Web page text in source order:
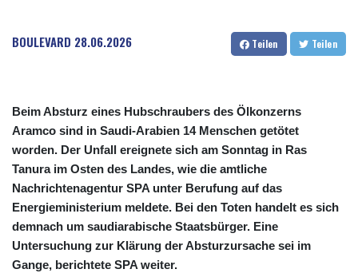
BOULEVARD 28.06.2026 Teilen Teilen
Beim Absturz eines Hubschraubers des Ölkonzerns
Aramco sind in Saudi-Arabien 14 Menschen getötet
worden. Der Unfall ereignete sich am Sonntag in Ras
Tanura im Osten des Landes, wie die amtliche
Nachrichtenagentur SPA unter Berufung auf das
Energieministerium meldete. Bei den Toten handelt es sich
demnach um saudiarabische Staatsbürger. Eine
Untersuchung zur Klärung der Absturzursache sei im
Gange, berichtete SPA weiter.